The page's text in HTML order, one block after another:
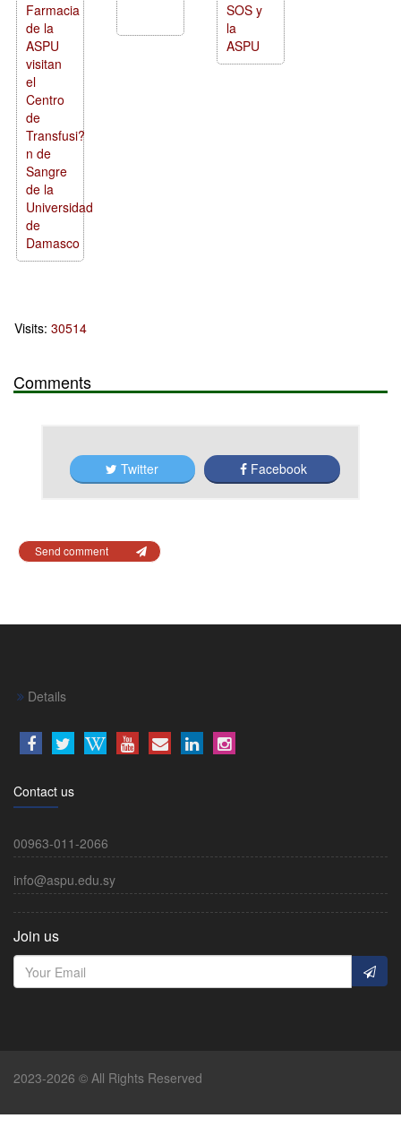
Farmacia
de la
ASPU
visitan
el
Centro
de
Transfusi?
n de
Sangre
de la
Universidad
de
Damasco
SOS y
la
ASPU
Visits: 30514
Comments
Twitter Facebook
Send comment
Details
Contact us
00963-011-2066
info@aspu.edu.sy
Join us
2023-2026 © All Rights Reserved